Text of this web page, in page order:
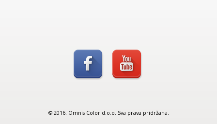
© 2016. Omnis Color d.o.o. Sva prava pridržana.